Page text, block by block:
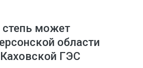
может
области
Каховской ГЭС